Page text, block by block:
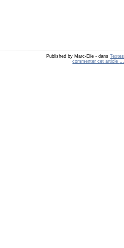
Published by Marc-Elie - dansTextes
commenter cet article